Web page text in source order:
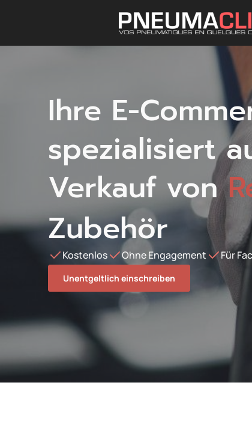
Ihre E-
spezialisiert
Verkauf von
Zubehör
Kostenlos Ohne Engagement Für
Unentgeltlich einschreiben